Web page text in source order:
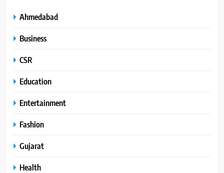
Ahmedabad
Business
CSR
Education
Entertainment
Fashion
Gujarat
Health